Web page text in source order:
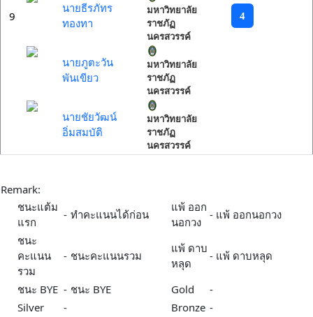
9
นายธีรภัทร
ทองทา
มหาวิทยาลัย
ราชภัฏ
นครสวรรค์
นายภูตะวัน
พันเขียว
มหาวิทยาลัย
ราชภัฏ
นครสวรรค์
นายชัยวัฒน์
อิ่มสมบัติ
มหาวิทยาลัย
ราชภัฏ
นครสวรรค์
4
Remark:
ชนะแต้ม
แรก
- ทำคะแนนได้ก่อน
แพ้ ออก
นอกวง
- แพ้ ออกนอกวง
ชนะ
คะแนน
รวม
- ชนะคะแนนรวม
แพ้ ดาบ
หลุด
- แพ้ ดาบหลุด
ชนะ BYE - ชนะ BYE Gold
-
Silver
- Bronze -